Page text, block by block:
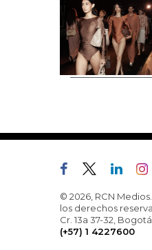
© 2026, RCN
los derechos
Cr. 13a 37-32, Bogotá
(+57) 1 4227600